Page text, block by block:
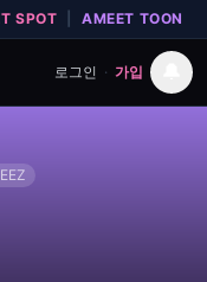
SPOT AMEET TOON
로그인 · 가입